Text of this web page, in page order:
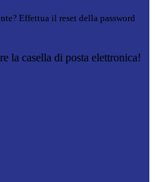
Effettua il reset della password
la casella di posta elettronica!